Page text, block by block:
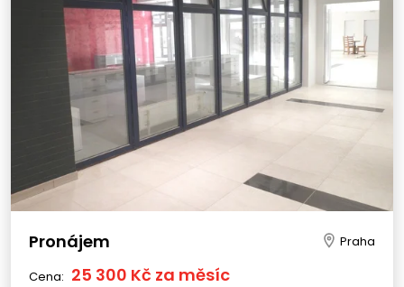
Pronájem Praha
Cena: 25 300 Kč za měsíc